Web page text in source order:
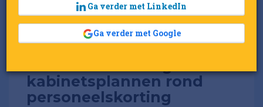
kabinetsplannen rond
personeelskorting
Ga verder met LinkedIn
Ga verder met Google